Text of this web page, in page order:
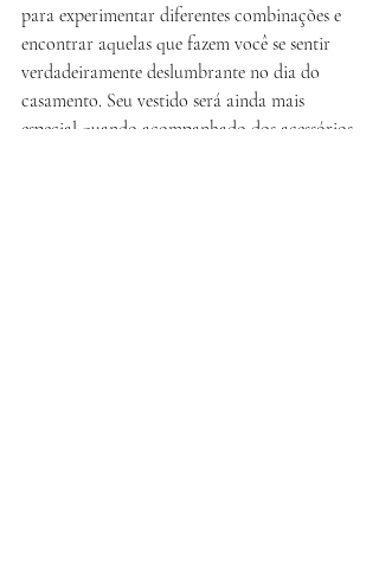
para experimentar diferentes combinações e
encontrar aquelas que fazem você se sentir
verdadeiramente deslumbrante no dia do
casamento. Seu vestido será ainda mais
especial quando acompanhado dos acessórios